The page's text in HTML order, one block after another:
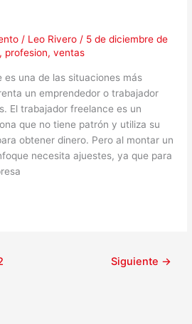
/ Leo Rivero/ 5 de diciembre de
, profesion,ventas
una de las situaciones más
un emprendedor o trabajador
El trabajador freelance es un
que no tiene patrón y utiliza su
obtener dinero. Pero al montar un
necesita ajuestes, ya que para
Siguiente →